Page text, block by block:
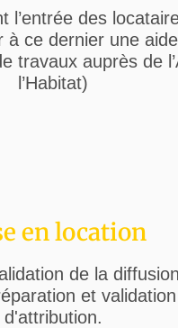
des
ce dernier une
travaux auprès de
l’Habitat)
en location
de la
et
d'attribution.